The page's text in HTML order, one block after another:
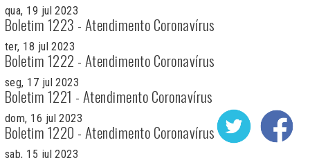
qua, 19 jul 2023
Boletim 1223 - Atendimento Coronavírus
ter, 18 jul 2023
Boletim 1222 - Atendimento Coronavírus
seg, 17 jul 2023
Boletim 1221 - Atendimento Coronavírus
dom, 16 jul 2023
Boletim 1220 - Atendimento Coronavírus
sab, 15 jul 2023